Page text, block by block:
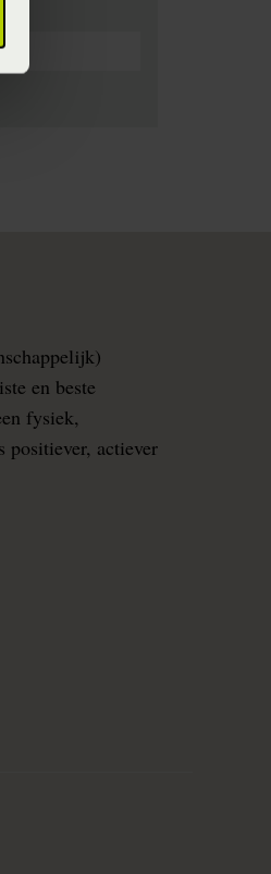
en beste
fysiek,
positiever, actiever